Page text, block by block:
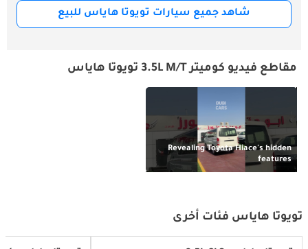
شاهد جميع سيارات تويوتا هاياس للبيع
مقاطع فيديو كوميتر 3.5L M/T تويوتا هاياس
Revealing Toyota Hiace's hidden
features
تويوتا هاياس فئات أخرى